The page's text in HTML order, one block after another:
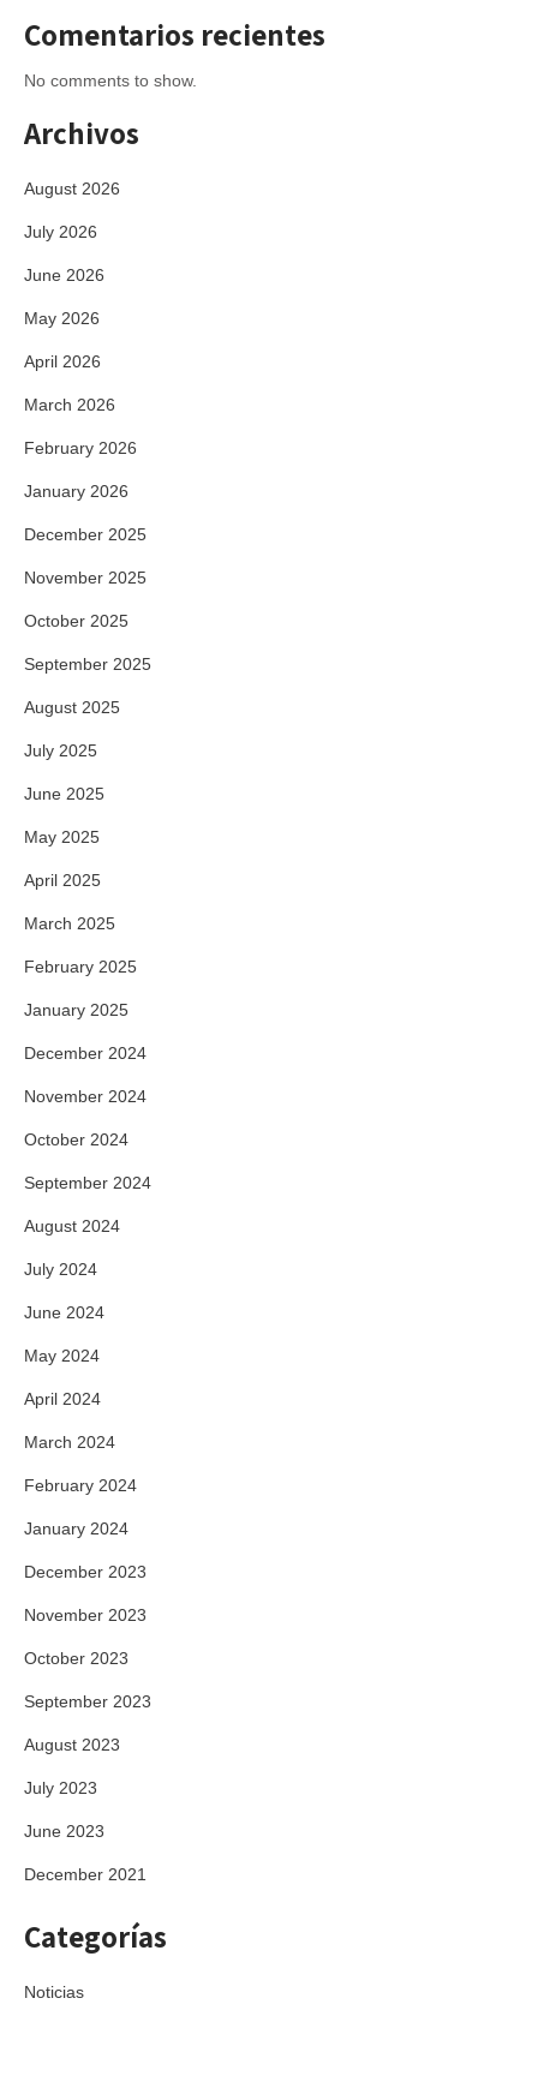
Comentarios recientes
No comments to show.
Archivos
August 2026
July 2026
June 2026
May 2026
April 2026
March 2026
February 2026
January 2026
December 2025
November 2025
October 2025
September 2025
August 2025
July 2025
June 2025
May 2025
April 2025
March 2025
February 2025
January 2025
December 2024
November 2024
October 2024
September 2024
August 2024
July 2024
June 2024
May 2024
April 2024
March 2024
February 2024
January 2024
December 2023
November 2023
October 2023
September 2023
August 2023
July 2023
June 2023
December 2021
Categorías
Noticias